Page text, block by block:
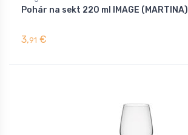
Pohár na sekt 220 ml IMAGE (MARTINA)
3,91 €